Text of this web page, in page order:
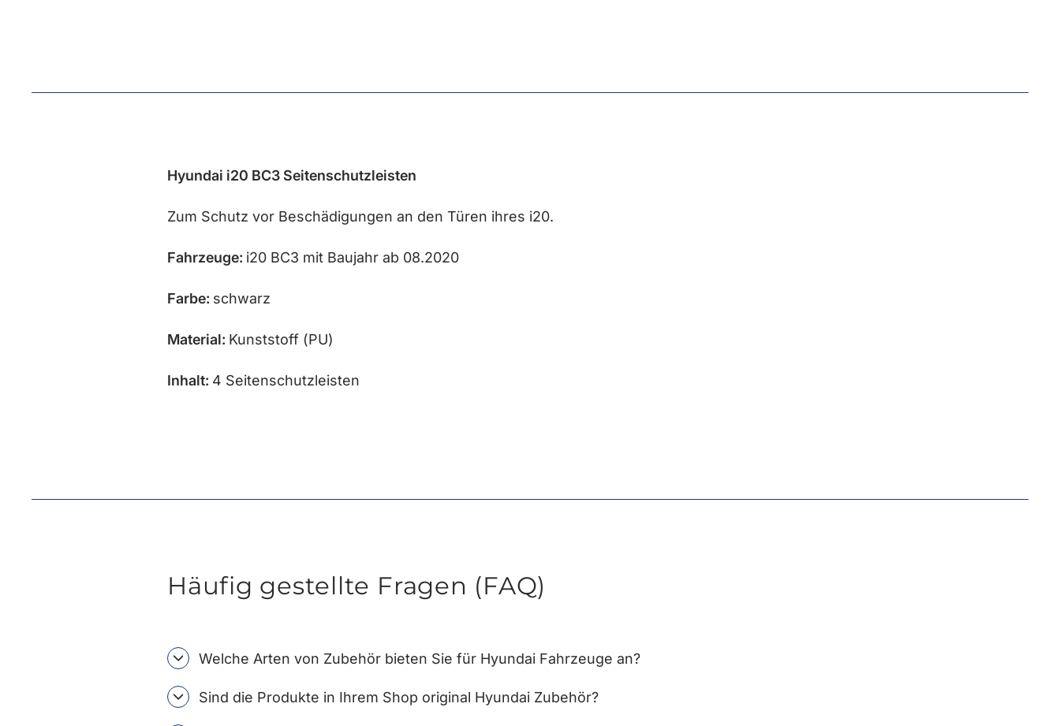
Hyundai i20 BC3 Seitenschutzleisten
Zum Schutz vor Beschädigungen an den Türen ihres i20.
Fahrzeuge: i20 BC3 mit Baujahr ab 08.2020
Farbe: schwarz
Material: Kunststoff (PU)
Inhalt: 4 Seitenschutzleisten
Häufig gestellte Fragen (FAQ)
Welche Arten von Zubehör bieten Sie für Hyundai Fahrzeuge an?
Sind die Produkte in Ihrem Shop original Hyundai Zubehör?